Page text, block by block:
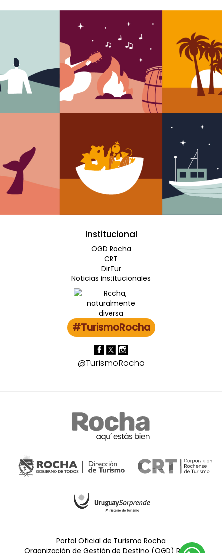
Institucional
OGD Rocha
CRT
DirTur
Noticias institucionales
#TurismoRocha
@TurismoRocha
Portal Oficial de Turismo Rocha
Organización de Gestión de Destino (OGD) Rocha